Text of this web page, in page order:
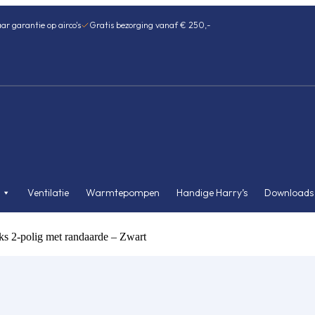
garantie op airco's Gratis bezorging vanaf € 250,-
Ventilatie Warmtepompen Handige Harry’s Downloads
2-polig met randaarde – Zwart